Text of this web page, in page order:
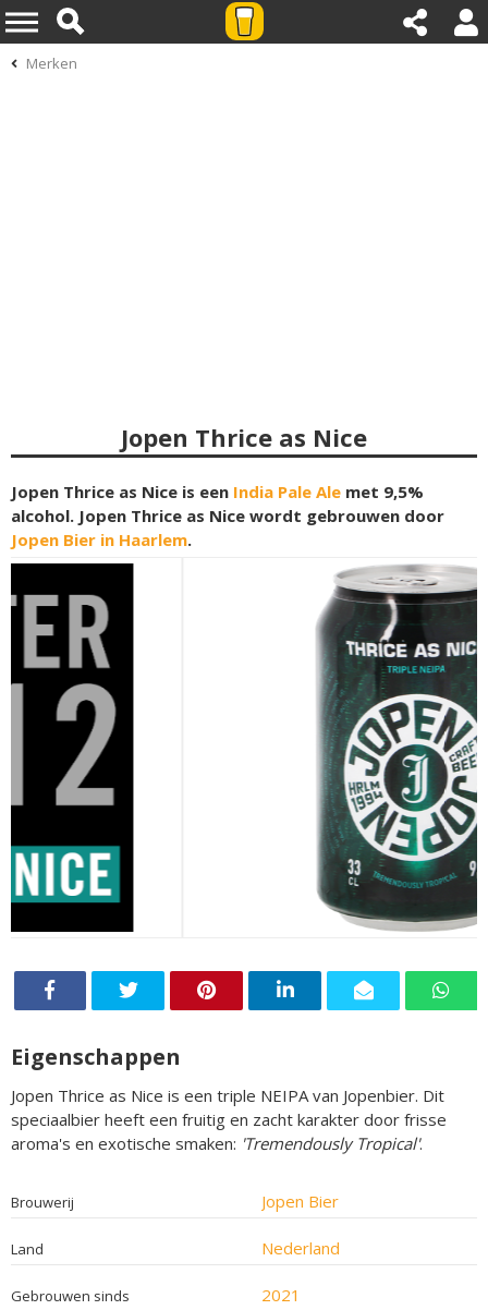
Merken
Jopen Thrice as Nice
Jopen Thrice as Nice is een India Pale Ale met 9,5%
alcohol. Jopen Thrice as Nice wordt gebrouwen door
Jopen Bier in Haarlem.
Eigenschappen
Jopen Thrice as Nice is een triple NEIPA van Jopenbier. Dit
speciaalbier heeft een fruitig en zacht karakter door frisse
aroma's en exotische smaken: 'Tremendously Tropical'.
Brouwerij Jopen Bier
Land Nederland
Gebrouwen sinds 2021